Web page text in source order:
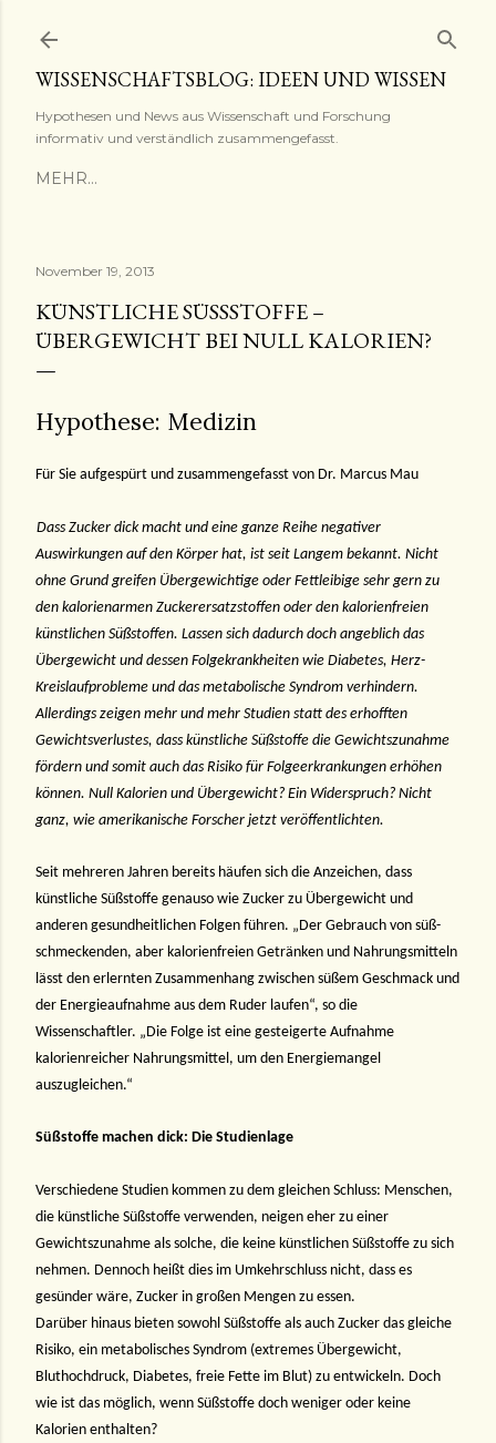
WISSENSCHAFTSBLOG: IDEEN UND WISSEN
Hypothesen und News aus Wissenschaft und Forschung
informativ und verständlich zusammengefasst.
MEHR…
November 19, 2013
KÜNSTLICHE SÜSSSTOFFE – Ü
BERGEWICHT BEI NULL KALORIEN?
Hypothese: Medizin
Für Sie aufgespürt und zusammengefasst von Dr. Marcus Mau
Dass Zucker dick macht und eine ganze Reihe negativer
Auswirkungen auf den Körper hat, ist seit Langem bekannt. Nicht
ohne Grund greifen Übergewichtige oder Fettleibige sehr gern zu
den kalorienarmen Zuckerersatzstoffen oder den kalorienfreien
künstlichen Süßstoffen. Lassen sich dadurch doch angeblich das
Übergewicht und dessen Folgekrankheiten wie Diabetes, Herz-
Kreislaufprobleme und das metabolische Syndrom verhindern.
Allerdings zeigen mehr und mehr Studien statt des erhofften
Gewichtsverlustes, dass künstliche Süßstoffe die Gewichtszunahme
fördern und somit auch das Risiko für Folgeerkrankungen erhöhen
können. Null Kalorien und Übergewicht? Ein Widerspruch? Nicht
ganz, wie amerikanische Forscher jetzt veröffentlichten.
Seit mehreren Jahren bereits häufen sich die Anzeichen, dass
künstliche Süßstoffe genauso wie Zucker zu Übergewicht und
anderen gesundheitlichen Folgen führen. „Der Gebrauch von süß-
schmeckenden, aber kalorienfreien Getränken und Nahrungsmitteln
lässt den erlernten Zusammenhang zwischen süßem Geschmack und
der Energieaufnahme aus dem Ruder laufen“, so die
Wissenschaftler. „Die Folge ist eine gesteigerte Aufnahme
kalorienreicher Nahrungsmittel, um den Energiemangel
auszugleichen.“
Süßstoffe machen dick: Die Studienlage
Verschiedene Studien kommen zu dem gleichen Schluss: Menschen,
die künstliche Süßstoffe verwenden, neigen eher zu einer
Gewichtszunahme als solche, die keine künstlichen Süßstoffe zu sich
nehmen. Dennoch heißt dies im Umkehrschluss nicht, dass es
gesünder wäre, Zucker in großen Mengen zu essen.
Darüber hinaus bieten sowohl Süßstoffe als auch Zucker das gleiche
Risiko, ein metabolisches Syndrom (extremes Übergewicht,
Bluthochdruck, Diabetes, freie Fette im Blut) zu entwickeln. Doch
wie ist das möglich, wenn Süßstoffe doch weniger oder keine
Kalorien enthalten?